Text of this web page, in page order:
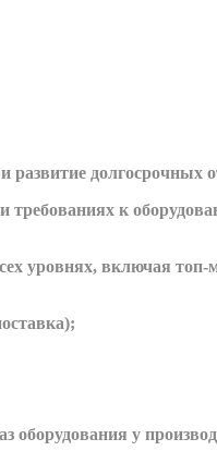
развитие долгосрочных
к
уровнях, включая
оборудования у